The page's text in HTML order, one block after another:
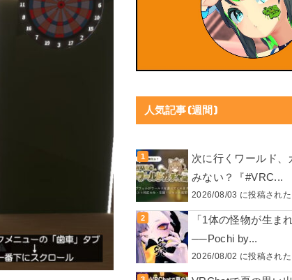
人気記事(週間)
次に行くワールド、
みない？『#VRC...
2026/08/03 に投稿された
「1体の怪物が生ま
──Pochi by...
2026/08/02 に投稿された